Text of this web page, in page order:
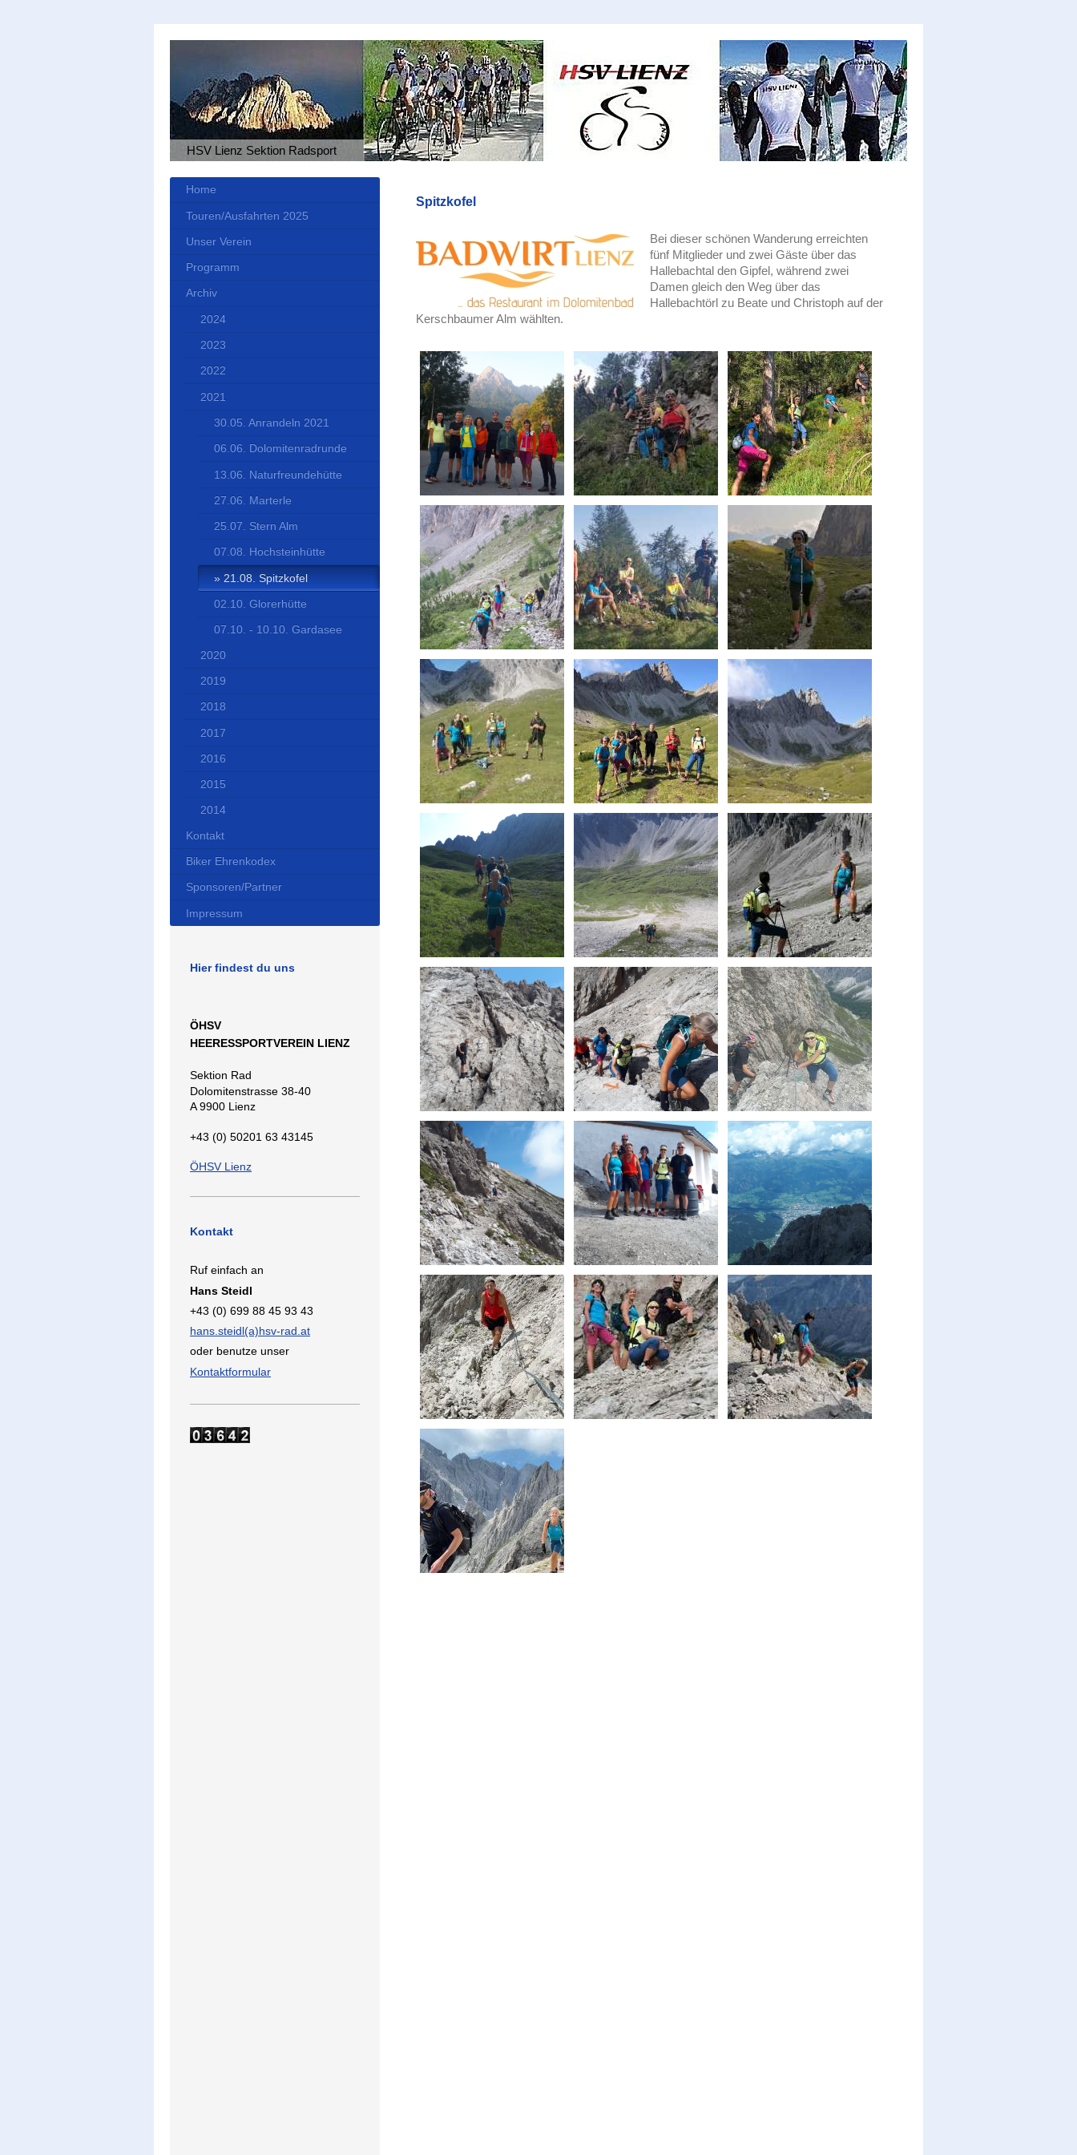
HSV Lienz Sektion Radsport
Spitzkofel
Bei dieser schönen Wanderung erreichten
fünf Mitglieder und zwei Gäste über das
Hallebachtal den Gipfel, während zwei
Damen gleich den Weg über das
Hallebachtörl zu Beate und Christoph auf der
Kerschbaumer Alm wählten.
Home
Touren/Ausfahrten 2025
Unser Verein
Programm
Archiv
2024
2023
2022
2021
30.05. Anrandeln 2021
06.06. Dolomitenradrunde
13.06. Naturfreundehütte
27.06. Marterle
25.07. Stern Alm
07.08. Hochsteinhütte
21.08. Spitzkofel
02.10. Glorerhütte
07.10. - 10.10. Gardasee
2020
2019
2018
2017
2016
2015
2014
Kontakt
Biker Ehrenkodex
Sponsoren/Partner
Impressum
Hier findest du uns
ÖHSV
HEERESSPORTVEREIN LIENZ
Sektion Rad
Dolomitenstrasse 38-40
A 9900 Lienz
+43 (0) 50201 63 43145
ÖHSV Lienz
Kontakt
Ruf einfach an
Hans Steidl
+43 (0) 699 88 45 93 43
hans.steidl(a)hsv-rad.at
oder benutze unser
Kontaktformular